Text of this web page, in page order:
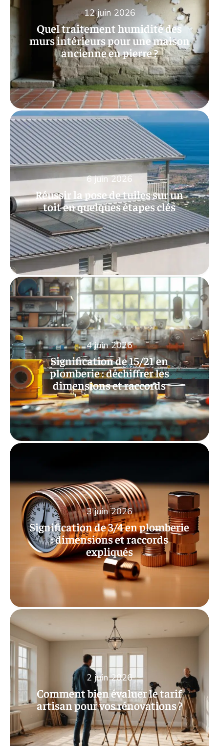
Quel traitement humidité des
murs intérieurs pour une maison
ancienne en pierre ?
12 juin 2026
Réussir la pose de tuiles sur un
toit en quelques étapes clés
6 juin 2026
Signification de 15/21 en
plomberie : déchiffrer les
dimensions et raccords
4 juin 2026
Signification de 3/4 en plomberie
: dimensions et raccords
expliqués
3 juin 2026
Comment bien évaluer le tarif
artisan pour vos rénovations ?
2 juin 2026